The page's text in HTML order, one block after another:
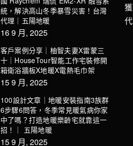
統，解決高山冬季暴雪災害！台灣
代理｜五陽地暖
16 9 月, 2025
客戶案例分享｜柚智夫妻X雷蒙三
十｜HouseTour智能工作宅裝修開
箱衛浴牆板X地暖X電熱毛巾架
15 9 月, 2025
100設計文章｜地暖安裝指南3族群
6步驟6問答，冬季常見暖氣病你家
中了嗎？打造地暖樂齡宅就靠這一
招！｜ 五陽地暖
15 9 月, 2025